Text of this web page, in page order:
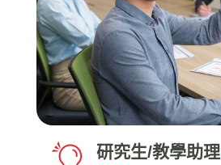
研究生/教學助理